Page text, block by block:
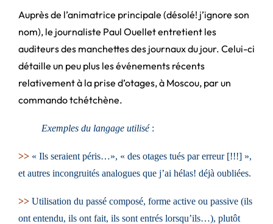
Auprès de l’animatrice principale (désolé! j’ignore son
nom), le journaliste Paul Ouellet entretient les
auditeurs des manchettes des journaux du jour. Celui-ci
détaille un peu plus les événements récents
relativement à la prise d’otages, à Moscou, par un
commando tchétchène.
Exemples du langage utilisé:
>> « Ils seraient péris…», « des otages tués par erreur [!!!] »,
et autres incongruités analogues que j’ai hélas! déjà oubliées.
>> Utilisation du passé composé, forme active ou passive (ils
ont entendu, ils ont fait, ils sont entrés lorsqu’ils…), plutôt